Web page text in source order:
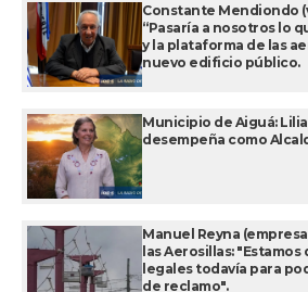
Constante Mendiondo
“Pasaría a nosotros lo
y la plataforma de las
nuevo edificio público.
Municipio de Aiguá:
desempeña como
Manuel Reyna
las Aerosillas:
legales todavía para
de reclamo".